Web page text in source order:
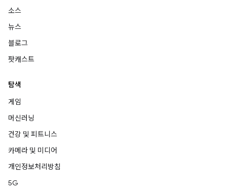
소스
뉴스
블로그
팟캐스트
탐색
게임
머신러닝
건강 및 피트니스
카메라 및 미디어
개인정보처리방침
5G